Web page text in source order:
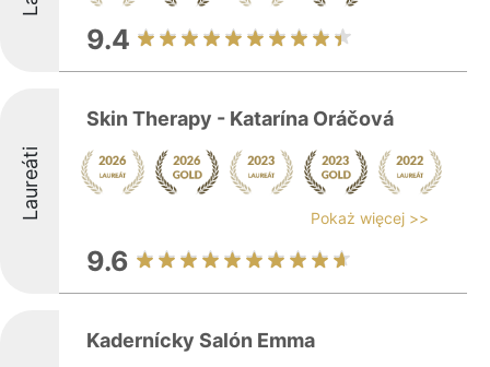
9.4
Laureáti
Skin Therapy - Katarína Oráčová
Pokaż więcej >>
9.6
Kadernícky Salón Emma